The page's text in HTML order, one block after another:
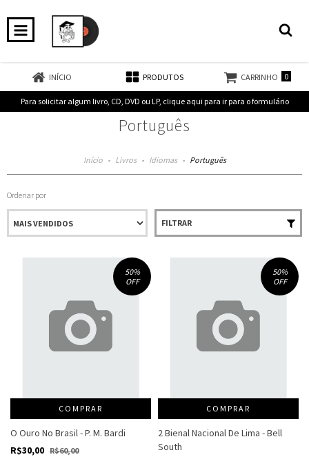
INÍCIO PRODUTOS CARRINHO 0
Para solicitar algum livro, CD, DVD ou LP, clique aqui para ir para o formulário
Português
Início - Livros - Idiomas - Português
Ordenar por
FILTRAR
50%
OFF
COMPRAR
O Ouro No Brasil - P. M. Bardi
R$30,00 R$60,00
50%
OFF
COMPRAR
2 Bienal Nacional De Lima - Bell
South